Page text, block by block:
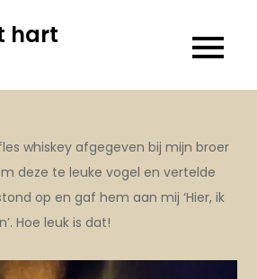
hart
whiskey afgegeven bij mijn broer
deze te leuke vogel en vertelde
op en gaf hem aan mij ‘Hier, ik
Hoe leuk is dat!